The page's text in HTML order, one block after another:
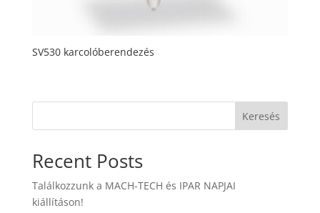
SV530 karcolóberendezés
Keresés
Recent Posts
Találkozzunk a MACH-TECH és IPAR NAPJAI
kiállításon!